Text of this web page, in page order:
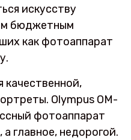
искусству
бюджетным
как фотоаппарат
качественной,
Olympus OM-
фотоаппарат
главное, недорогой.